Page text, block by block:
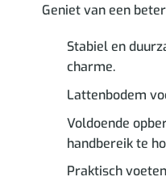
Geniet van een
Stabiel en
charme.
Lattenbodem
Voldoende
handbereik te
Praktisch